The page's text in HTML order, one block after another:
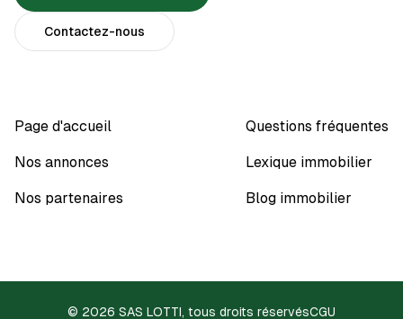
Contactez-nous
Page d'accueil
Nos annonces
Nos partenaires
Questions fréquentes
Lexique immobilier
Blog immobilier
© 2026 SAS LOTTI, tous droits réservésCGU